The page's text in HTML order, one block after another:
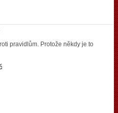
pravidlům. Protože někdy je to